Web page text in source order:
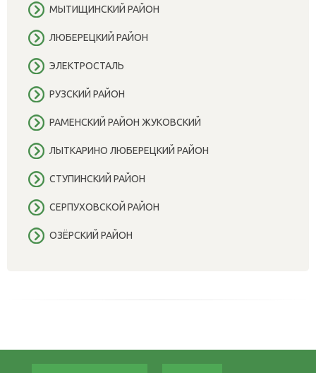
МЫТИЩИНСКИЙ РАЙОН
ЛЮБЕРЕЦКИЙ РАЙОН
ЭЛЕКТРОСТАЛЬ
РУЗСКИЙ РАЙОН
РАМЕНСКИЙ РАЙОН ЖУКОВСКИЙ
ЛЫТКАРИНО ЛЮБЕРЕЦКИЙ РАЙОН
СТУПИНСКИЙ РАЙОН
СЕРПУХОВСКОЙ РАЙОН
ОЗЁРСКИЙ РАЙОН